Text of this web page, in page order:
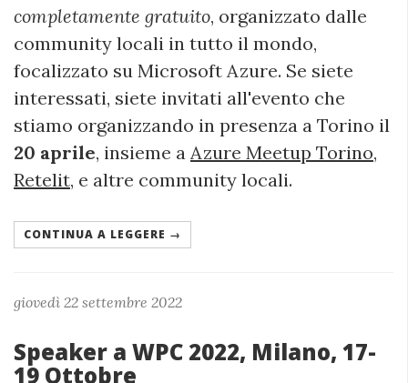
completamente gratuito, organizzato dalle
community locali in tutto il mondo,
focalizzato su Microsoft Azure. Se siete
interessati, siete invitati all'evento che
stiamo organizzando in presenza a Torino il
20 aprile, insieme a Azure Meetup Torino,
Retelit, e altre community locali.
CONTINUA A LEGGERE →
giovedì 22 settembre 2022
Speaker a WPC 2022, Milano, 17-
19 Ottobre